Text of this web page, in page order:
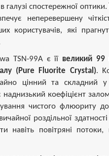
спостережної оптики.
неперевершену
користувачів, які
TSN-99A є її великий 99
(Pure Fluorite Crystal).
цінний та складний
коефіцієнт
чистого флюориту
роздільної
навіть повітряні